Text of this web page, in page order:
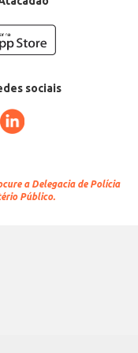
sociais
a Delegacia de Polícia
Público.